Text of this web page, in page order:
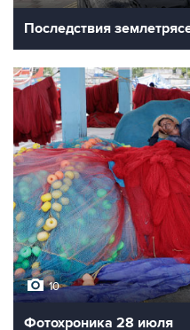
Последствия
10
Фотохроника 28 июля